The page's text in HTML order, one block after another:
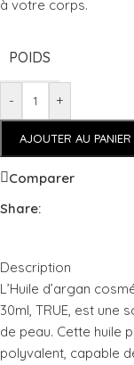
à votre corps.
POIDS
- +
AJOUTER AU PANIER
Comparer
Share:
Description
L’Huile d’argan
30ml, TRUE, est une
de peau. Cette huile
polyvalent, capable